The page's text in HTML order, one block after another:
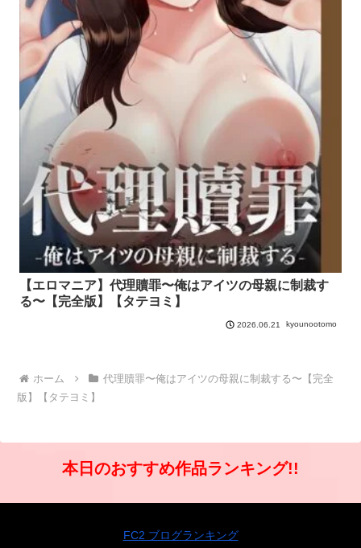
【エロマニア】代理贖罪〜俺はアイツの母親に制裁す
る〜【完全版】【タテヨミ】
2026.06.21 kyounootomo
ホーム
代理贖罪〜俺はアイツの母親に制裁する〜【完全
版】【タテヨミ】
本日のおすすめ作品ランキング!!
FC2 ブログランキング